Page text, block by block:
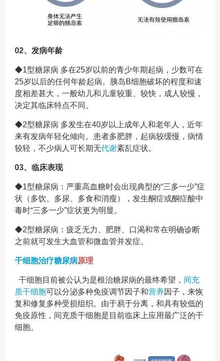
02、发病年龄
◆1型糖尿病 多在25岁以前的青少年期起病，少数可在
25岁以后的任何年龄起病。胰岛B细胞破坏的程度和速
度相差甚大，一般幼儿和儿童较重、较快，成人较慢，
决定其临床特点不同。
◆2型糖尿病 多发生在40岁以上成年人和老年人，近年
来有发病年轻化倾向。患者多肥胖，起病较缓慢，病情
较轻，不少病人可长期无代谢紊乱症状。
03、临床表现
◆1型糖尿病：严重高血糖时会出现典型的“三多一少”症
状（多饮、多尿、多食和消瘦），发生酮症或酮症酸中
毒时“三多一少”症状更为明显。
◆2型糖尿病：疲乏无力、肥胖、口渴和常在明确诊断
之前就可发生大血管和微血管并发症。
干细胞治疗糖尿病原理
干细胞目前被公认为是根治糖尿病的最终希望， 间充
质干细胞可以分泌多种免疫调节因子和营养因子，来恢
复和修复多种受损组织。由于易于分离，和具有较低的
免疫原性，间充质干细胞是目前临床上应用最广泛的干
细胞。